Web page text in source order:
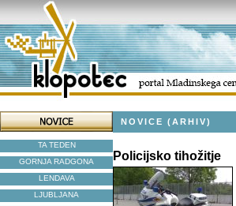
TA TEDEN
GORNJA RADGONA
LENDAVA
LJUBLJANA
NOVICE (ARHIV)
Policijsko tihožitje